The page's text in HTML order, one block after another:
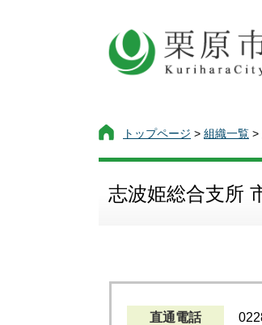
トップページ > 組織一覧 >
志波姫総合支所
直通電話